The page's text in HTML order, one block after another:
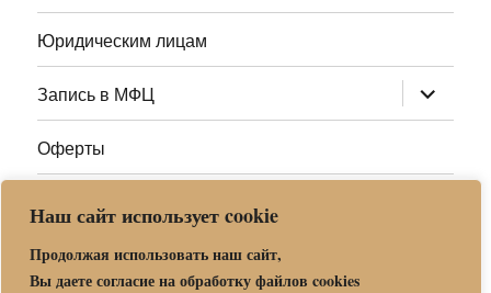
Наш сайт использует cookie
Продолжая использовать наш сайт,
Вы даете согласие на обработку файлов cookies
Юридическим лицам
Запись в МФЦ раскрыть
дочернее
меню
Оферты
Адреса МФЦ МО